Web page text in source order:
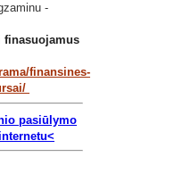
-
finasuojamus
finansines-
pasiūlymo